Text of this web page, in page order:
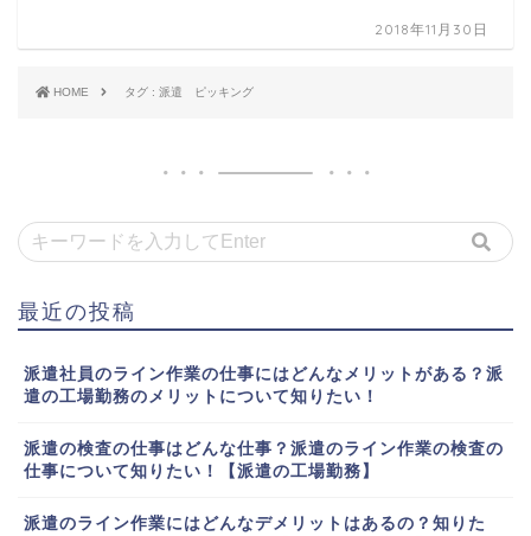
2018年11月30日
HOME タグ : 派遣 ピッキング
最近の投稿
派遣社員のライン作業の仕事にはどんなメリットがある？派
遣の工場勤務のメリットについて知りたい！
派遣の検査の仕事はどんな仕事？派遣のライン作業の検査の
仕事について知りたい！【派遣の工場勤務】
派遣のライン作業にはどんなデメリットはあるの？知りた